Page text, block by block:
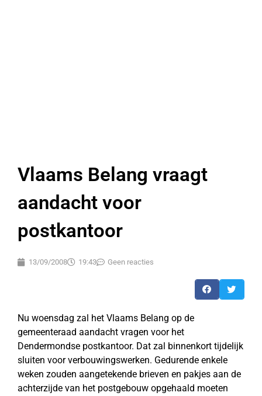
Vlaams Belang vraagt
aandacht voor
postkantoor
13/09/2008 19:43 Geen reacties
Nu woensdag zal het Vlaams Belang op de
gemeenteraad aandacht vragen voor het
Dendermondse postkantoor. Dat zal binnenkort tijdelijk
sluiten voor verbouwingswerken. Gedurende enkele
weken zouden aangetekende brieven en pakjes aan de
achterzijde van het postgebouw opgehaald moeten